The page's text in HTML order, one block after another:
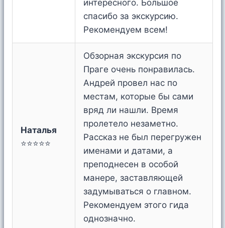
интересного. Большое
спасибо за экскурсию.
Рекомендуем всем!
Наталья
⭐⭐⭐⭐⭐
Обзорная экскурсия по
Праге очень понравилась.
Андрей провел нас по
местам, которые бы сами
вряд ли нашли. Время
пролетело незаметно.
Рассказ не был перегружен
именами и датами, а
преподнесен в особой
манере, заставляющей
задумываться о главном.
Рекомендуем этого гида
однозначно.